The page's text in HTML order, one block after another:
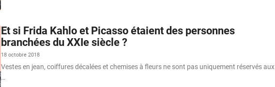
Et si Frida Kahlo et Picasso étaient des personnes
branchées du XXIe siècle ?
18 octobre 2018
Vestes en jean, coiffures décalées et chemises à fleurs ne sont pas uniquement réservés aux
…